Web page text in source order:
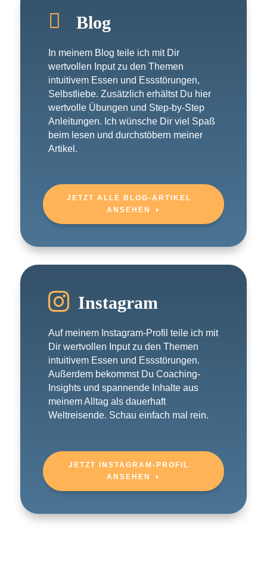
 Blog
In meinem Blog teile ich mit Dir
wertvollen Input zu den Themen
intuitivem Essen und Essstörungen,
Selbstliebe. Zusätzlich erhältst Du hier
wertvolle Übungen und Step-by-Step
Anleitungen. Ich wünsche Dir viel Spaß
beim lesen und durchstöbern meiner
Artikel.
JETZT ALLE BLOG-ARTIKEL
ANSEHEN
 Instagram
Auf meinem Instagram-Profil teile ich mit
Dir wertvollen Input zu den Themen
intuitivem Essen und Essstörungen.
Außerdem bekommst Du Coaching-
Insights und spannende Inhalte aus
meinem Alltag als dauerhaft
Weltreisende. Schau einfach mal rein.
JETZT INSTAGRAM-PROFIL
ANSEHEN